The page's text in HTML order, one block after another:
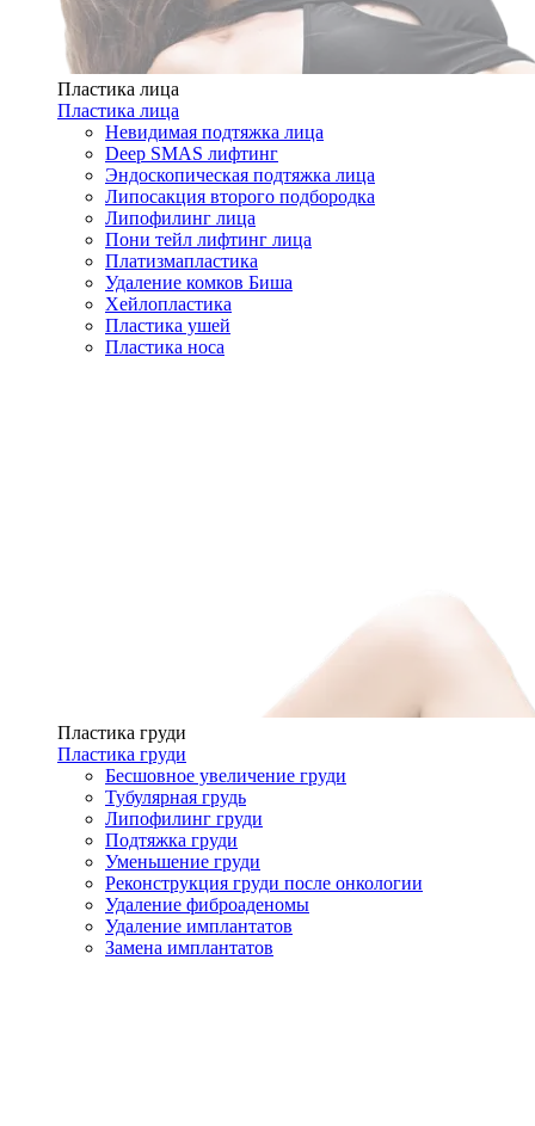
Пластика лица
Пластика лица
Невидимая подтяжка лица
Deep SMAS лифтинг
Эндоскопическая подтяжка лица
Липосакция второго подбородка
Липофилинг лица
Пони тейл лифтинг лица
Платизмапластика
Удаление комков Биша
Хейлопластика
Пластика ушей
Пластика носа
Пластика груди
Пластика груди
Бесшовное увеличение груди
Тубулярная грудь
Липофилинг груди
Подтяжка груди
Уменьшение груди
Реконструкция груди после онкологии
Удаление фиброаденомы
Удаление имплантатов
Замена имплантатов